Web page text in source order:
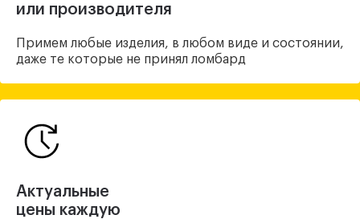
или производителя
Примем любые изделия, в любом виде и состоянии,
даже те которые не принял ломбард
Актуальные
цены каждую